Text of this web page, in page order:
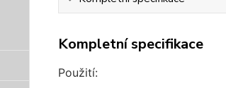
Kompletní specifikace
Použití: